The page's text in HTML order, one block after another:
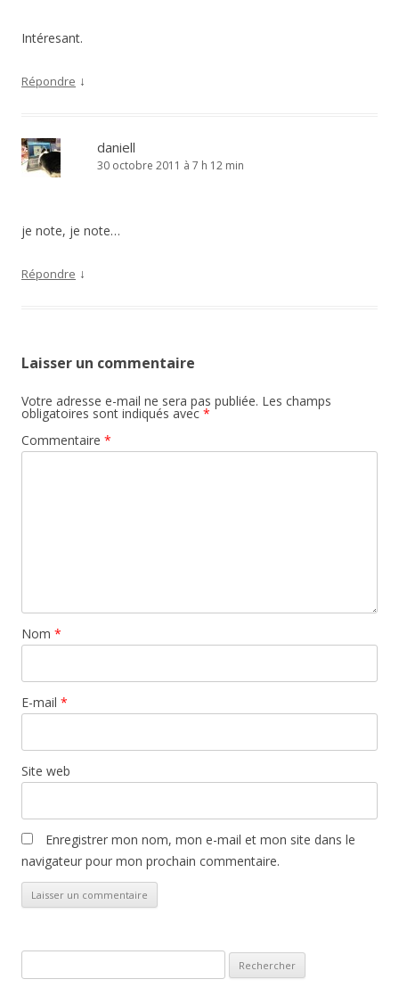
Intéresant.
Répondre ↓
daniell
30 octobre 2011 à 7 h 12 min
je note, je note…
Répondre ↓
Laisser un commentaire
Votre adresse e-mail ne sera pas publiée. Les champs
obligatoires sont indiqués avec *
Commentaire *
Nom *
E-mail *
Site web
Enregistrer mon nom, mon e-mail et mon site dans le
navigateur pour mon prochain commentaire.